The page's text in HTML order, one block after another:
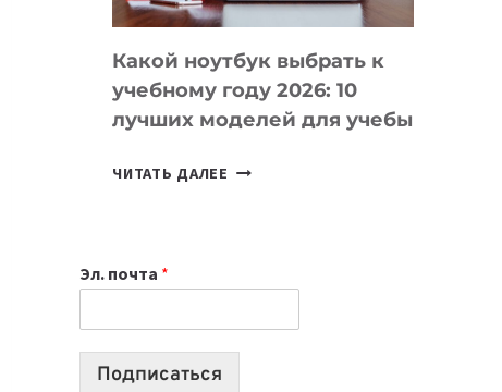
БЕЗ
КОДА
Какой ноутбук выбрать к
учебному году 2026: 10
лучших моделей для учебы
ЧИТАТЬ ДАЛЕЕ КАКОЙ
2026:
10
Эл. почта *
Подписаться